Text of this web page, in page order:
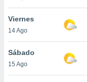
cookies
aceptar
Viernes
14 Ago
Sábado
15 Ago